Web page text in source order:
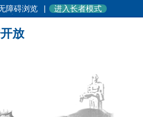
障碍浏览 进入长者模式
放